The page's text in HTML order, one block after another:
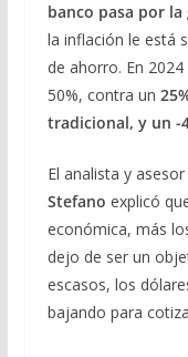
banco pasa por
la inflación le está
de ahorro. En
50%, contra un
tradicional, y un -
El analista y
Stefano explicó
económica, más
dejo de ser un
escasos, los
bajando para